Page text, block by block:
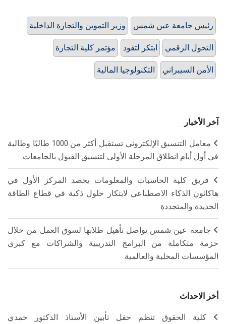
وزير التموين والتجارة الداخلية رئيس جامعة عين شمس
مؤتمر كلية التجارة ابتكر لتقود التحول الرقمي
التكنولوجيا المالية الأمن السيبراني
آخر الأخبار
معامل التنسيق الإلكتروني تستقبل أكثر من 1000 طالبًا وطالبة
في أول أيام انطلاق المرحلة الأولى لتنسيق القبول بالجامعات
فريق كلية الحاسبات والمعلومات يحصد المركز الأول في
هاكاثون الذكاء الاصطناعي لابتكار حلول ذكية في قطاع الطاقة
الجديدة والمتجددة
جامعة عين شمس تواصل تأهيل طلابها لسوق العمل من خلال
حزمة متكاملة من البرامج التدريبية والشراكات مع كبرى
المؤسسات المحلية والعالمية
أخر الاحداث
كلية الحقوق تنظم حفل تأبين الأستاذ الدكتور حمدي